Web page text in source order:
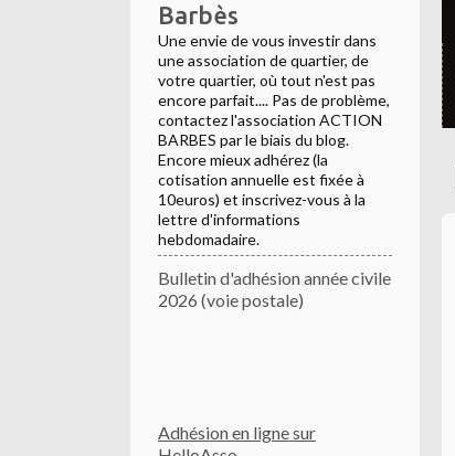
Barbès
Une envie de vous investir dans
une association de quartier, de
votre quartier, où tout n'est pas
encore parfait.... Pas de problème,
contactez l'association ACTION
BARBES par le biais du blog.
Encore mieux adhérez (la
cotisation annuelle est fixée à
10euros) et inscrivez-vous à la
lettre d'informations
hebdomadaire.
Bulletin d'adhésion année civile
2026 (voie postale)
Adhésion en ligne sur